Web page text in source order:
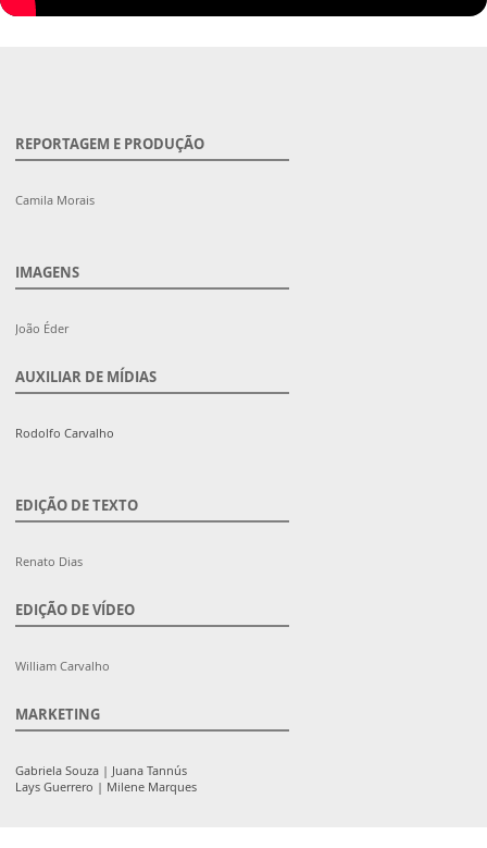
REPORTAGEM E PRODUÇÃO
Camila Morais
IMAGENS
João Éder
AUXILIAR DE MÍDIAS
Rodolfo Carvalho
EDIÇÃO DE TEXTO
Renato Dias
EDIÇÃO DE VÍDEO
William Carvalho
MARKETING
Gabriela Souza | Juana Tannús
Lays Guerrero | Milene Marques